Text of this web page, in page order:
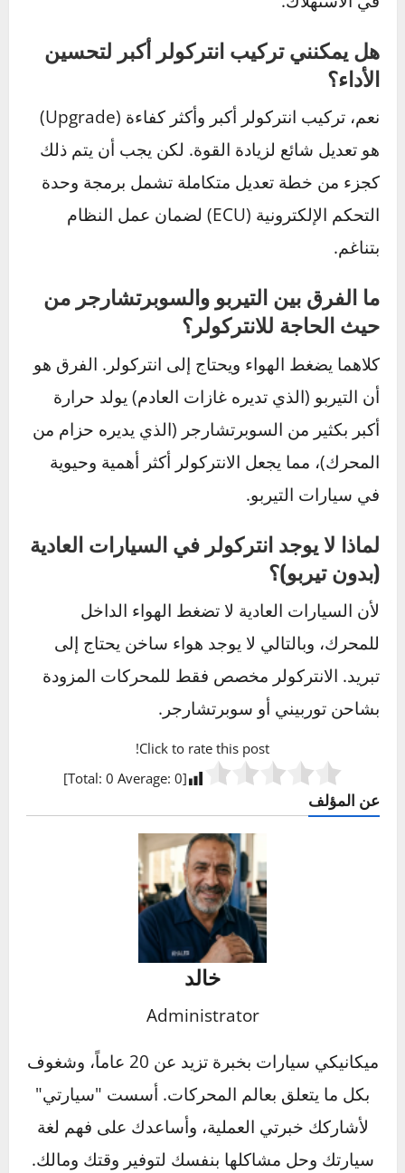
والعناء غداً.
الأسئلة الشائعة حول الانتركولر
هل يمكن تشغيل سيارة التيربو بدون
انتركولر؟
نعم، لكن لا يُنصح بذلك أبداً.سيعمل المحرك بكفاءة
أقل وقوة أضعف، ويزيد من خطر تعرضه لأضرار
بسبب الحرارة العالية للهواء المضغوط.
هل يؤثر الانتركولر التالف على استهلاك
الوقود؟
نعم، وبشكل مباشر. انتركولر مسدود أو به تسريب
يعني احتراقاً أسوأ للوقود، وبالتالي زيادة ملحوظة
في الاستهلاك.
هل يمكنني تركيب انتركولر أكبر لتحسين
الأداء؟
هو تعديل شائع لزيادة القوة. لكن يجب أن يتم ذلك
كجزء من خطة تعديل متكاملة تشمل برمجة وحدة
التحكم الإلكترونية (ECU) لضمان عمل النظام
بتناغم.
ما الفرق بين التيربو والسوبرتشارجر من
حيث الحاجة للانتركولر؟
كلاهما يضغط الهواء ويحتاج إلى انتركولر. الفرق هو
أن التيربو (الذي تديره غازات العادم) يولد حرارة
أكبر بكثير من السوبرتشارجر (الذي يديره حزام من
المحرك)، مما يجعل الانتركولر أكثر أهمية وحيوية
في سيارات التيربو.
لماذا لا يوجد انتركولر في السيارات العادية
(بدون تيربو)؟
لأن السيارات العادية لا تضغط الهواء الداخل
للمحرك، وبالتالي لا يوجد هواء ساخن يحتاج إلى
تبريد. الانتركولر مخصص فقط للمحركات المزودة